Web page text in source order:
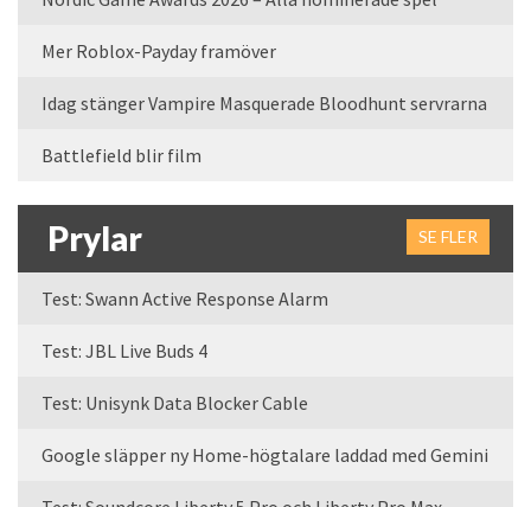
Mer Roblox-Payday framöver
Idag stänger Vampire Masquerade Bloodhunt servrarna
Battlefield blir film
Prylar SE FLER
Test: Swann Active Response Alarm
Test: JBL Live Buds 4
Test: Unisynk Data Blocker Cable
Google släpper ny Home-högtalare laddad med Gemini